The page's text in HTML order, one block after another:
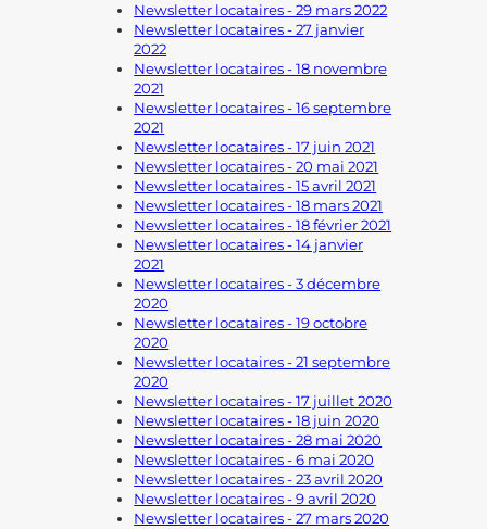
Newsletter locataires - 29 mars 2022
Newsletter locataires - 27 janvier
2022
Newsletter locataires - 18 novembre
2021
Newsletter locataires - 16 septembre
2021
Newsletter locataires - 17 juin 2021
Newsletter locataires - 20 mai 2021
Newsletter locataires - 15 avril 2021
Newsletter locataires - 18 mars 2021
Newsletter locataires - 18 février 2021
Newsletter locataires - 14 janvier
2021
Newsletter locataires - 3 décembre
2020
Newsletter locataires - 19 octobre
2020
Newsletter locataires - 21 septembre
2020
Newsletter locataires - 17 juillet 2020
Newsletter locataires - 18 juin 2020
Newsletter locataires - 28 mai 2020
Newsletter locataires - 6 mai 2020
Newsletter locataires - 23 avril 2020
Newsletter locataires - 9 avril 2020
Newsletter locataires - 27 mars 2020